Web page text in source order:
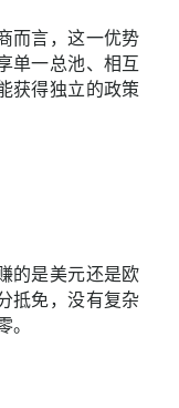
而言，这一优势
单一总池、相互
获得独立的政策
的是美元还是欧
抵免，没有复杂